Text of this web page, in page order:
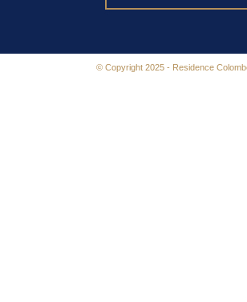
© Copyright 2025 - Residence